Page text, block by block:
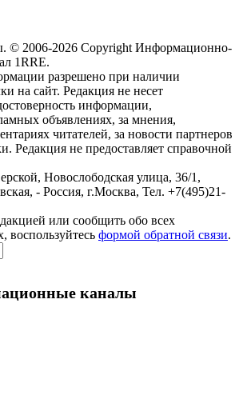
© 2006-2026 Copyright Информационно-
1RRE.
разрешено при наличии
на сайт. Редакция не несет
информации,
объявлениях, за мнения,
читателей, за новости партнеров
Редакция не предоставляет справочной
Новослободская улица, 36/1 ,
- Россия, г.Москва, Тел. +7(495)21-
или сообщить обо всех
воспользуйтесь формой обратной связи.
каналы